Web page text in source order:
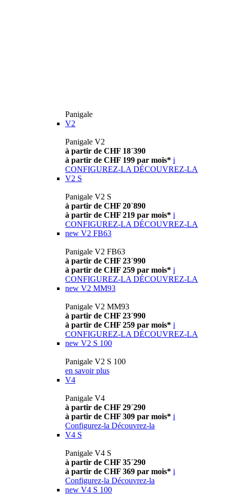
Panigale
V2
Panigale V2
à partir de CHF 18´390
à partir de CHF 199 par mois* i
CONFIGUREZ-LA DÉCOUVREZ-LA
V2 S
Panigale V2 S
à partir de CHF 20´890
à partir de CHF 219 par mois* i
CONFIGUREZ-LA DÉCOUVREZ-LA
new V2 FB63
Panigale V2 FB63
à partir de CHF 23´990
à partir de CHF 259 par mois* i
CONFIGUREZ-LA DÉCOUVREZ-LA
new V2 MM93
Panigale V2 MM93
à partir de CHF 23´990
à partir de CHF 259 par mois* i
CONFIGUREZ-LA DÉCOUVREZ-LA
new V2 S 100
Panigale V2 S 100
en savoir plus
V4
Panigale V4
à partir de CHF 29´290
à partir de CHF 309 par mois* i
Configurez-la Découvrez-la
V4 S
Panigale V4 S
à partir de CHF 35´290
à partir de CHF 369 par mois* i
Configurez-la Découvrez-la
new V4 S 100